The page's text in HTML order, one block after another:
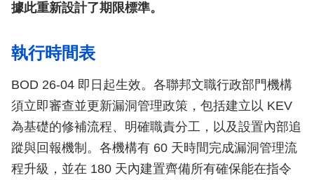
據此重新設計了期限標準。
執行時間表
BOD 26-04 即日起生效。各聯邦文職行政部門機構
須立即審查並更新漏洞管理政策，包括建立以 KEV
為基礎的修補流程、明確職責分工，以及設置內部追
蹤與回報機制。各機構有 60 天時間完成漏洞管理流
程升級，並在 180 天內建置齊備所有確保能在指令